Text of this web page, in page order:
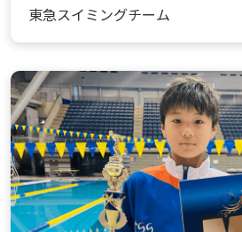
東急スイミングチーム